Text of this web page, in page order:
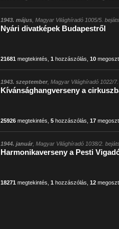
1943. május, Magyar Világhíradó 1005/5.
Nyári divatképek Budapestről
21681 megtekintés 1 hozzászólás 10
1943. szeptember, Magyar Világhíradó 1022/
Kívánsághangverseny a
25926megtekintés 5hozzászólás 17
1944. január, Magyar Világhíradó 1038/2.
Harmonikaverseny a Pesti
18271 megtekintés 1 hozzászólás 12